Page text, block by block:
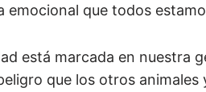
emocional que todos
está marcada en nuestra
que los otros